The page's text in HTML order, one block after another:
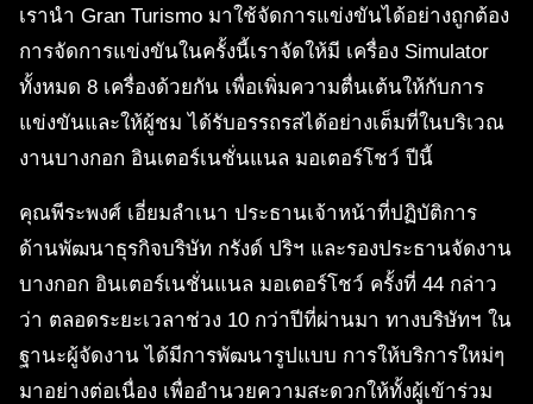
เรานำ Gran Turismo มาใช้จัดการแข่งขันได้อย่างถูกต้อง
การจัดการแข่งขันในครั้งนี้เราจัดให้มี เครื่อง Simulator
ทั้งหมด 8 เครื่องด้วยกัน เพื่อเพิ่มความตื่นเต้นให้กับการ
แข่งขันและให้ผู้ชม ได้รับอรรถรสได้อย่างเต็มที่ในบริเวณ
งานบางกอก อินเตอร์เนชั่นแนล มอเตอร์โชว์ ปีนี้
คุณพีระพงศ์ เอี่ยมลำเนา ประธานเจ้าหน้าที่ปฏิบัติการ
ด้านพัฒนาธุรกิจบริษัท กรังด์ ปริฯ และรองประธานจัดงาน
บางกอก อินเตอร์เนชั่นแนล มอเตอร์โชว์ ครั้งที่ 44 กล่าว
ว่า ตลอดระยะเวลาช่วง 10 กว่าปีที่ผ่านมา ทางบริษัทฯ ใน
ฐานะผู้จัดงาน ได้มีการพัฒนารูปแบบ การให้บริการใหม่ๆ
มาอย่างต่อเนื่อง เพื่ออำนวยความสะดวกให้ทั้งผู้เข้าร่วม